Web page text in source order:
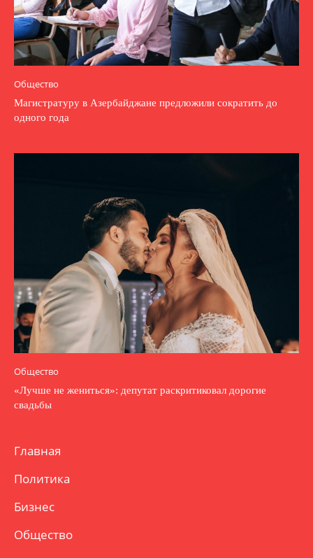
Общество
Магистратуру в Азербайджане предложили сократить до
одного года
Общество
«Лучше не жениться»: депутат раскритиковал дорогие
свадьбы
Главная
Политика
Бизнес
Общество